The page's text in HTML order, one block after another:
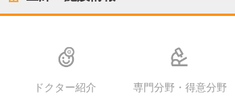
ドクター紹介 専門分野・得意分野